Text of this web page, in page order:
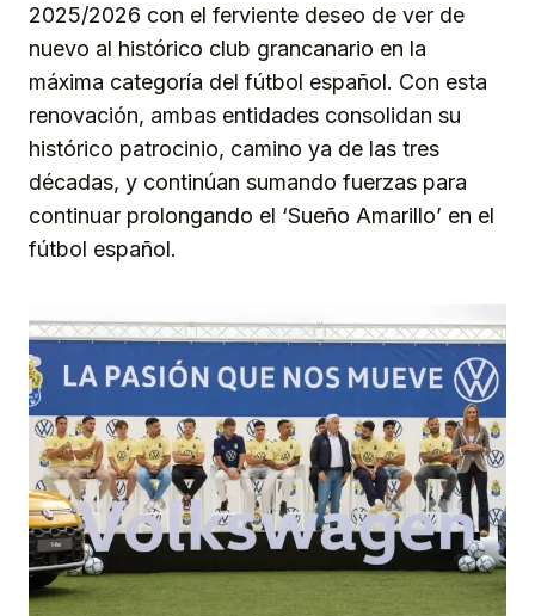
2025/2026 con el ferviente deseo de ver de
nuevo al histórico club grancanario en la
máxima categoría del fútbol español. Con esta
renovación, ambas entidades consolidan su
histórico patrocinio, camino ya de las tres
décadas, y continúan sumando fuerzas para
continuar prolongando el ‘Sueño Amarillo’ en el
fútbol español.